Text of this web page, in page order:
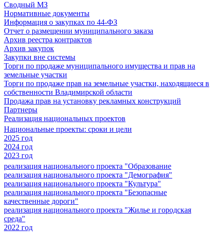
Сводный МЗ
Нормативные документы
Информация о закупках по 44-ФЗ
Отчет о размещении муниципального заказа
Архив реестра контрактов
Архив закупок
Закупки вне системы
Торги по продаже муниципального имущества и прав на
земельные участки
Торги по продаже прав на земельные участки, находящиеся в
собственности Владимирской области
Продажа прав на установку рекламных конструкций
Партнеры
Реализация национальных проектов
Национальные проекты: сроки и цели
2025 год
2024 год
2023 год
реализация национального проекта "Образование
реализация национального проекта "Демография"
реализация национального проекта "Культура"
реализация национального проекта "Безопасные
качественные дороги"
реализация национального проекта "Жилье и городская
среда"
2022 год